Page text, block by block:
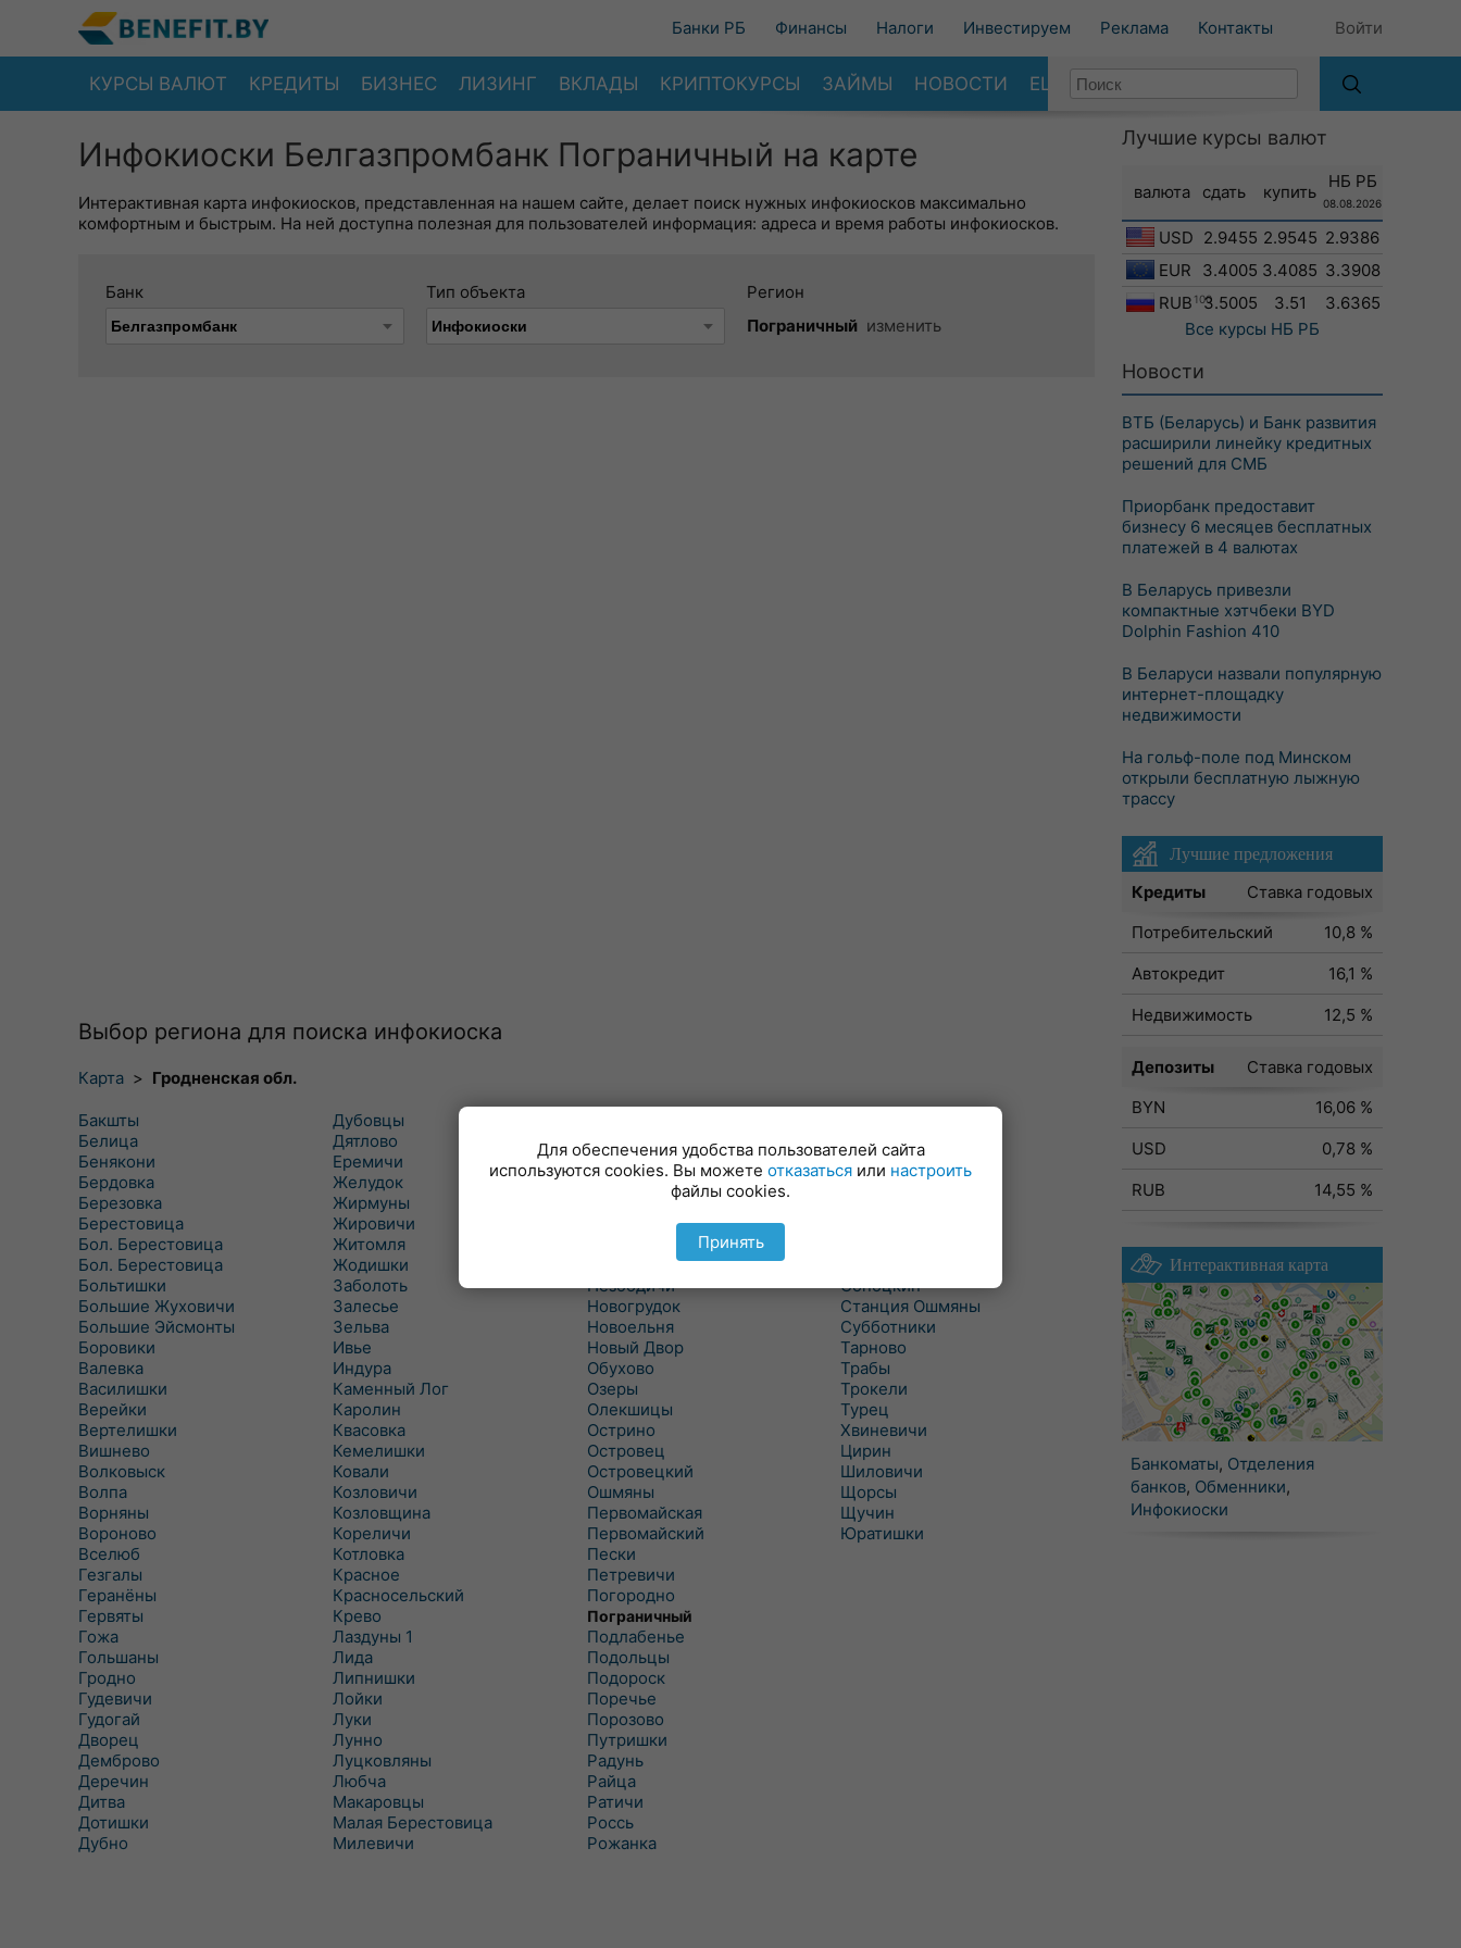
Банки РБ Финансы Налоги Инвестируем Реклама Контакты Войти
КУРСЫ ВАЛЮТ КРЕДИТЫ БИЗНЕС ЛИЗИНГ ВКЛАДЫ КРИПТОКУРСЫ ЗАЙМЫ НОВОСТИ ЕЩЕ
Инфокиоски Белгазпромбанк Пограничный на карте
Интерактивная карта инфокиосков, представленная на нашем сайте, делает поиск нужных инфокиосков максимально
комфортным и быстрым. На ней доступна полезная для пользователей информация: адреса и время работы инфокиосков.
Банк Тип объекта
Регион
Пограничный изменить
Выбор региона для поиска инфокиоска
Карта > Гродненская обл.
Бакшты
Белица
Бенякони
Бердовка
Березовка
Берестовица
Бол. Берестовица
Бол. Берестовица
Больтишки
Большие Жуховичи
Большие Эйсмонты
Боровики
Валевка
Василишки
Верейки
Вертелишки
Вишнево
Волковыск
Волпа
Ворняны
Вороново
Вселюб
Гезгалы
Геранёны
Гервяты
Гожа
Гольшаны
Гродно
Гудевичи
Гудогай
Дворец
Демброво
Деречин
Дитва
Дотишки
Дубно
Дубовцы
Дятлово
Еремичи
Желудок
Жирмуны
Жировичи
Житомля
Жодишки
Заболоть
Залесье
Зельва
Ивье
Индура
Каменный Лог
Каролин
Квасовка
Кемелишки
Ковали
Козловичи
Козловщина
Кореличи
Котловка
Красное
Красносельский
Крево
Лаздуны 1
Лида
Липнишки
Лойки
Луки
Лунно
Луцковляны
Любча
Макаровцы
Малая Берестовица
Милевичи
Мир
Михалишки
Можейково
Мосты Правые
Незбодичи
Новогрудок
Новоельня
Новый Двор
Обухово
Озеры
Олекшицы
Острино
Островец
Островецкий
Ошмяны
Первомайская
Первомайский
Пески
Петревичи
Погородно
Пограничный
Подлабенье
Подольцы
Подороск
Поречье
Порозово
Путришки
Радунь
Райца
Ратичи
Роcсь
Рожанка
Свислочь
Скидель
Скрибовцы
Сопоцкин
Станция Ошмяны
Субботники
Тарново
Трабы
Трокели
Турец
Хвиневичи
Цирин
Шиловичи
Щорсы
Щучин
Юратишки
Лучшие курсы валют
валюта сдать купить
НБ РБ
08.08.2026
USD 2.9455 2.9545 2.9386
EUR
3.4005 3.4085 3.3908
RUB 1003.5005 3.51
3.6365
Все курсы НБ РБ
Новости
ВТБ (Беларусь) и Банк развития
расширили линейку кредитных
решений для СМБ
Приорбанк предоставит
бизнесу 6 месяцев бесплатных
платежей в 4 валютах
В Беларусь привезли
компактные хэтчбеки BYD
Dolphin Fashion 410
В Беларуси назвали популярную
интернет-площадку
недвижимости
На гольф-поле под Минском
открыли бесплатную лыжную
трассу
Лучшие предложения
Кредиты
Ставка годовых
Потребительский
10,8 %
Автокредит
16,1 %
Недвижимость
12,5 %
Депозиты
Ставка годовых
BYN
16,06 %
USD
0,78 %
RUB
14,55 %
Интерактивная карта
Банкоматы, Отделения
банков, Обменники,
Инфокиоски
Для обеспечения удобства пользователей сайта
используются cookies. Вы можете отказаться или настроить
файлы cookies.
Принять